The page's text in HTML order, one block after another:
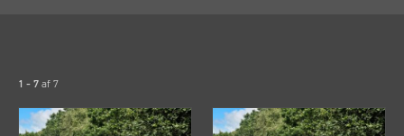
1 - 7af 7